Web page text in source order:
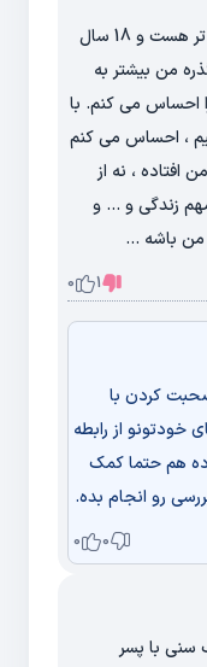
سلام . همسر من 3 سال از من کوچک تر هست و 18 سال
من بیشتر به
احساس می کنم. با
، احساس می کنم
، نه از
زندگی و ... و
باشه ...
1
0
صحبت کردن با
از رابطه
هم حتما کمک
رو انجام بده.
0
0
سنی با پسر